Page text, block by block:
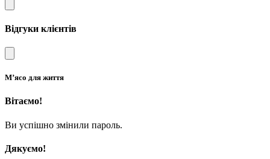
Відгуки клієнтів
М’ясо для життя
Вітаємо!
Ви успішно змінили пароль.
Дякуємо!